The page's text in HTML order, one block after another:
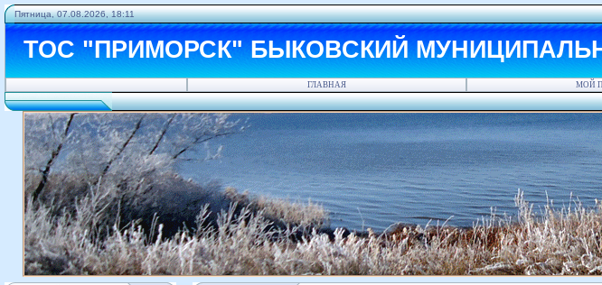
Пятница, 07.08.2026, 18:11
ТОС "ПРИМОРСК" БЫКОВСКИЙ
ГЛАВНАЯ МОЙ